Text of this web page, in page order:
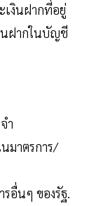
เงินฝากที่อยู่
นฝากในบัญชี
ำ
มาตรการ/
รอื่นๆ ของรัฐ.